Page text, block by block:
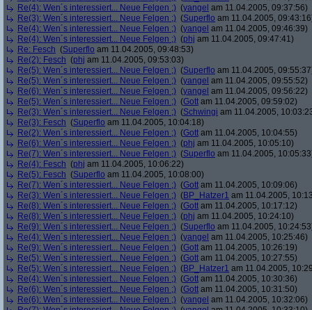
Re(4): Wen´s interessiert... Neue Felgen ;) (yangel am 11.04.2005, 09:37:56)
Re(3): Wen´s interessiert... Neue Felgen ;) (Superflo am 11.04.2005,
Re(4): Wen´s interessiert... Neue Felgen ;) (yangel am 11.04.2005, 09:46:39)
Re(4): Wen´s interessiert... Neue Felgen ;) (phj am 11.04.2005, 09:47:41)
Re: Fesch (Superflo am 11.04.2005, 09:48:53)
Re(2): Fesch (phj am 11.04.2005, 09:53:03)
Re(5): Wen´s interessiert... Neue Felgen ;) (Superflo am 11.04.2005,
Re(5): Wen´s interessiert... Neue Felgen ;) (yangel am 11.04.2005, 09:55:52)
Re(6): Wen´s interessiert... Neue Felgen ;) (yangel am 11.04.2005, 09:56:22)
Re(5): Wen´s interessiert... Neue Felgen ;) (Gott am 11.04.2005, 09:59:02)
Re(3): Wen´s interessiert... Neue Felgen ;) (Schwingi am 11.04.2005,
Re(3): Fesch (Superflo am 11.04.2005, 10:04:18)
Re(2): Wen´s interessiert... Neue Felgen ;) (Gott am 11.04.2005, 10:04:55)
Re(6): Wen´s interessiert... Neue Felgen ;) (phj am 11.04.2005, 10:05:10)
Re(7): Wen´s interessiert... Neue Felgen ;) (Superflo am 11.04.2005,
Re(4): Fesch (phj am 11.04.2005, 10:06:22)
Re(5): Fesch (Superflo am 11.04.2005, 10:08:00)
Re(7): Wen´s interessiert... Neue Felgen ;) (Gott am 11.04.2005, 10:09:06)
Re(3): Wen´s interessiert... Neue Felgen ;) (BP_Hatzer1 am 11.04.2005,
Re(8): Wen´s interessiert... Neue Felgen ;) (Gott am 11.04.2005, 10:17:12)
Re(8): Wen´s interessiert... Neue Felgen ;) (phj am 11.04.2005, 10:24:10)
Re(9): Wen´s interessiert... Neue Felgen ;) (Superflo am 11.04.2005,
Re(4): Wen´s interessiert... Neue Felgen ;) (yangel am 11.04.2005, 10:25:46)
Re(9): Wen´s interessiert... Neue Felgen ;) (Gott am 11.04.2005, 10:26:19)
Re(5): Wen´s interessiert... Neue Felgen ;) (Gott am 11.04.2005, 10:27:55)
Re(5): Wen´s interessiert... Neue Felgen ;) (BP_Hatzer1 am 11.04.2005,
Re(4): Wen´s interessiert... Neue Felgen ;) (Gott am 11.04.2005, 10:30:36)
Re(6): Wen´s interessiert... Neue Felgen ;) (Gott am 11.04.2005, 10:31:50)
Re(6): Wen´s interessiert... Neue Felgen ;) (yangel am 11.04.2005, 10:32:06)